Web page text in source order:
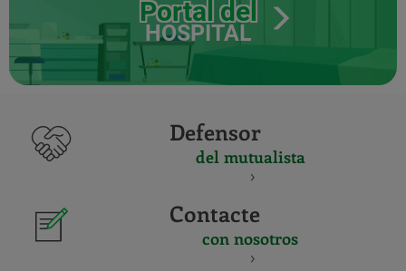
Portal del
HOSPITAL
Defensor
del mutualista
Contacte
con nosotros